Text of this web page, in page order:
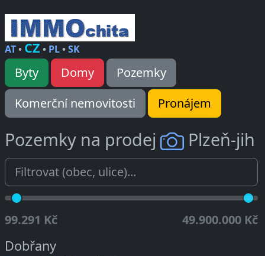
AT• CZ • PL•SK
Byty Domy
Pozemky
Komerční nemovitosti
Pronájem
Pozemky na prodej Plzeň-jih
99.291 Kč 49.900.000 Kč
Dobřany